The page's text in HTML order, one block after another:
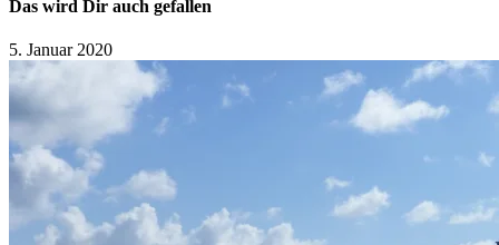
Das wird Dir auch gefallen
5. Januar 2020